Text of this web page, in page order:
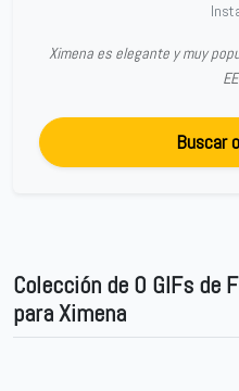
Ximena es elegante y muy
Buscar
Colección de 0 GIFs de
para Ximena